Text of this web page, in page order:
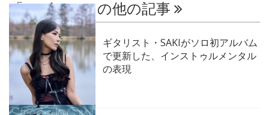
「レビュー」の他の記事
ギタリスト・SAKIがソロ初アルバム
で更新した、インストゥルメンタル
の表現